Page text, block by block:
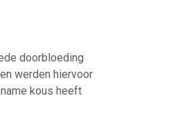
doorbloeding
werden hiervoor
kous heeft